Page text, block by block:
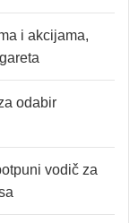
i akcijama,
odabir
vodič za